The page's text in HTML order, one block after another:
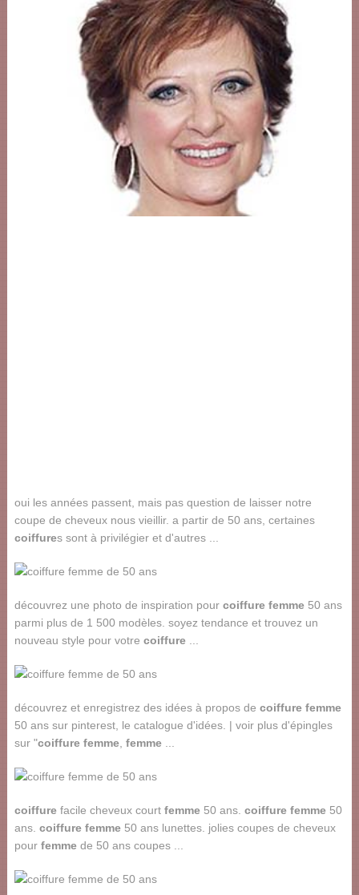
oui les années passent, mais pas question de laisser notre
coupe de cheveux nous vieillir. a partir de 50 ans, certaines
coiffures sont à privilégier et d'autres ...
découvrez une photo de inspiration pour coiffure femme50 ans
parmi plus de 1 500 modèles. soyez tendance et trouvez un
nouveau style pour votre coiffure...
découvrez et enregistrez des idées à propos de coiffure femme
50 ans sur pinterest, le catalogue d'idées. | voir plus d'épingles
sur "coiffure femme, femme...
coiffurefacile cheveux court femme50 ans. coiffure femme50
ans. coiffure femme50 ans lunettes. jolies coupes de cheveux
pour femmede 50 ans coupes ...